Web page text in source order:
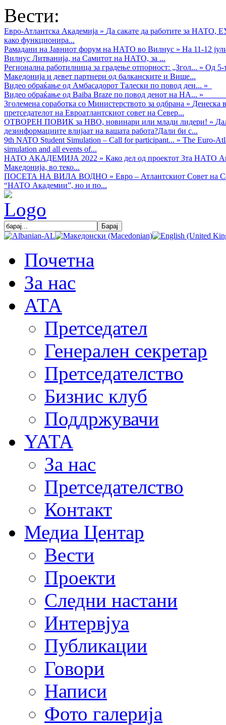
Вести:
Евро-Атлантска Академија » Да сакате да работите за НАТО,
како функционира...
Рамадани на Јавниот форум на НАТО во Вилнус » На 11-12
Вилнус Литванија, на Самитот на НАТО, за ...
Регионална работилница за градење отпорност: „Згол... » Од 5-
Македонија и девет партнери од балканските и Више...
Видео обраќањe од Амбасадорот Талески по повод ден... »
Видео обраќање од Baiba Braze по повод денот на НА... »
Зголемена соработка со Министерството за одбрана » Денеска
претседателот на Евроатлантскиот совет на Север...
ОТВОРЕН ПОВИК за НВО, новинари или млади лидери! »
дезинформациите влијаат на вашата работа?Дали би с...
9th NATO Student Simulation – Call for participant... » The Euro-
simulation and all events of...
НАТО АКАДЕМИЈА 2022 » Како дел од проектот 3та НАТО
Македонија, во теко...
ПОСЕТА НА ВИЛА ВОДНО » Евро – Атлантскиот Совет на
“НАТО Академии”, но и по...
Почетна
За нас
АТА
Претседател
Генерален секретар
Претседателство
Бизнис клуб
Поддржувачи
YATA
За нас
Претседателство
Контакт
Медиа Центар
Вести
Проекти
Следни настани
Интервјуа
Публикации
Говори
Написи
Фото галерија